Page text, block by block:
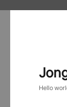
Hello